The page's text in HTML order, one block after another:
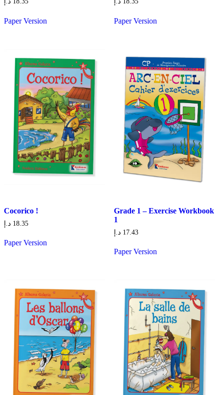
Paper Version Paper Version
Cocorico !
18.35 د.إ
Paper Version
Grade 1 – Exercise Workbook
1
17.43 د.إ
Paper Version